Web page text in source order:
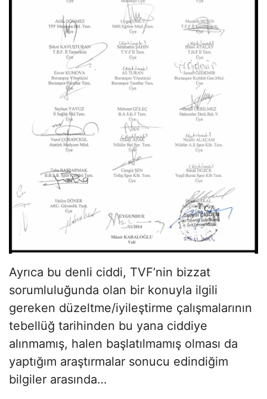
Ayrıca bu denli ciddi, TVF’nin bizzat
sorumluluğunda olan bir konuyla ilgili
gereken düzeltme/iyileştirme çalışmalarının
tebellüğ tarihinden bu yana ciddiye
alınmamış, halen başlatılmamış olması da
yaptığım araştırmalar sonucu edindiğim
bilgiler arasında…